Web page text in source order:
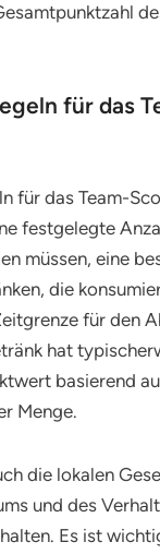
für das
für das Team-
festgelegte
müssen, eine
die
für den
hat
basierend
Menge.
die lokalen
und des
Es ist